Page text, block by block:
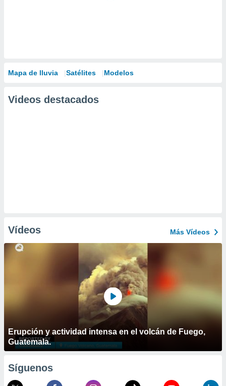
Mapa de lluvia Satélites Modelos
Videos destacados
Vídeos Más Vídeos
Erupción y actividad intensa en el volcán de Fuego,
Guatemala.
Síguenos